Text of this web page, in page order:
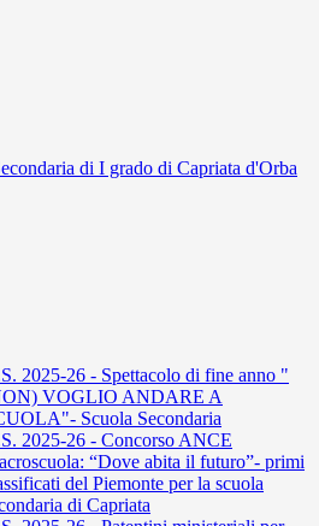
di I grado di Capriata d'Orba
2025-26 - Spettacolo di fine anno "
VOGLIO ANDARE A
Scuola Secondaria
2025-26 - Concorso ANCE
“Dove abita il futuro”- primi
del Piemonte per la scuola
di Capriata